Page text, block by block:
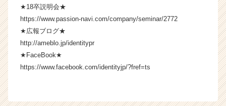
★18卒説明会★
https://www.passion-navi.com/company/seminar/2772
★広報ブログ★
http://ameblo.jp/identitypr
★FaceBook★
https://www.facebook.com/identityjp/?fref=ts